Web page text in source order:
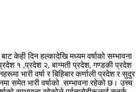
केही दिन हल्कादेखि मध्यम वर्षाको सम्भावना
१ ,प्रदेश २, बाग्मती प्रदेश, गण्डकी प्रदेश
भारी वर्षा र बिहिबार कर्णाली प्रदेश र सुदुर
समेत भारी वर्षाको सम्भावना रहेको छ। उच्च